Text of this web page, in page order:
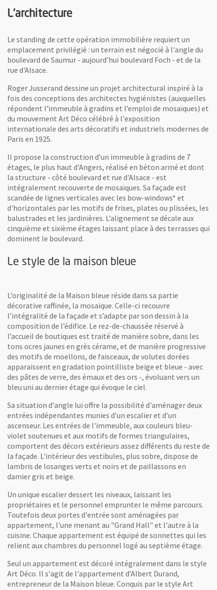
L'architecture
Le standing de cette opération immobilière requiert un
emplacement privilégié : un terrain est négocié à l'angle du
boulevard de Saumur - aujourd’hui boulevard Foch - et de la
rue d'Alsace.
Roger Jusserand dessine un projet architectural inspiré à la
fois des conceptions des architectes hygiénistes (auxquelles
répondent l'immeuble à gradins et l’emploi de mosaïques) et
du mouvement Art Déco célébré à l'exposition
internationale des arts décoratifs et industriels modernes de
Paris en 1925.
Il propose la construction d’un immeuble à gradins de 7
étages, le plus haut d'Angers, réalisé en béton armé et dont
la structure - côté boulevard et rue d'Alsace - est
intégralement recouverte de mosaïques. Sa façade est
scandée de lignes verticales avec les bow-windows* et
d'horizontales par les motifs de frises, plates ou plissées, les
balustrades et les jardinières. L’alignement se décale aux
cinquième et sixième étages laissant place à des terrasses qui
dominent le boulevard.
Le style de la maison bleue
L’originalité de la Maison bleue réside dans sa partie
décorative raffinée, la mosaïque. Celle-ci recouvre
l’intégralité de la façade et s’adapte par son dessin à la
composition de l’édifice. Le rez-de-chaussée réservé à
l’accueil de boutiques est traité de manière sobre, dans les
tons ocres jaunes en grès cérame, et de manière progressive
des motifs de moellons, de faisceaux, de volutes dorées
apparaissent en gradation pointilliste beige et bleue - avec
des pâtes de verre, des émaux et des ors -, évoluant vers un
bleu uni au dernier étage qui évoque le ciel.
Sa situation d'angle lui offre la possibilité d'aménager deux
entrées indépendantes munies d’un escalier et d’un
ascenseur. Les entrées de l'immeuble, aux couleurs bleu-
violet soutenues et aux motifs de formes triangulaires,
comportent des décors extérieurs assez différents du reste de
la façade. L'intérieur des vestibules, plus sobre, dispose de
lambris de losanges verts et noirs et de paillassons en
damier gris et beige.
Un unique escalier dessert les niveaux, laissant les
propriétaires et le personnel emprunter le même parcours.
Toutefois deux portes d'entrée sont aménagées par
appartement, l'une menant au "Grand Hall" et l'autre à la
cuisine. Chaque appartement est équipé de sonnettes qui les
relient aux chambres du personnel logé au septième étage.
Seul un appartement est décoré intégralement dans le style
Art Déco. Il s'agit de l'appartement d’Albert Durand,
entrepreneur de la Maison bleue. Conquis par le style Art